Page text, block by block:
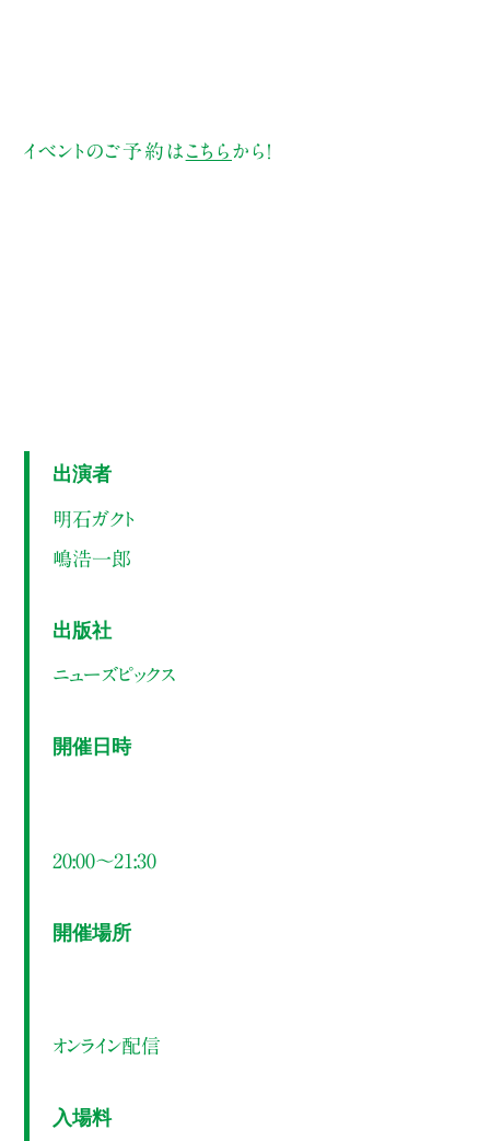
イベントのご予約は こちら から！
出演者
明石ガクト
嶋浩一郎
出版社
ニューズピックス
開催日時
20:00～21:30
開催場所
オンライン配信
入場料